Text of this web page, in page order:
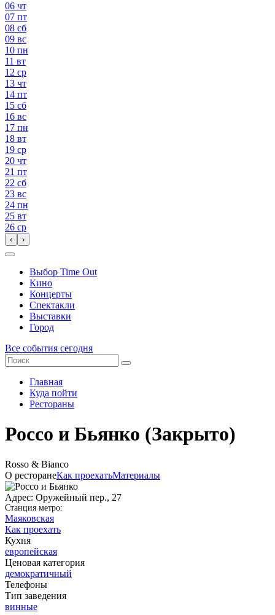
06 чт
07 пт
08 сб
09 вс
10 пн
11 вт
12 ср
13 чт
14 пт
15 сб
16 вс
17 пн
18 вт
19 ср
20 чт
21 пт
22 сб
23 вс
24 пн
25 вт
26 ср
‹ ›
Выбор Time Out
Кино
Концерты
Спектакли
Выставки
Город
Все события сегодня
Главная
Куда пойти
Рестораны
Россо и Бьянко (Закрыто)
Rosso & Bianco
О ресторанеКак проехатьМатериалы
Адрес: Оружейный пер., 27
Станция метро:
Маяковская
Как проехать
Кухня
европейская
Ценовая категория
демократичный
Телефоны
Тип заведения
винные